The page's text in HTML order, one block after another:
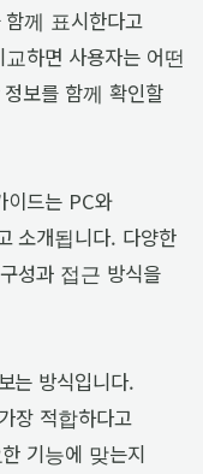
함께 표시한다고
하면 사용자는 어떤
보를 함께 확인할
이드는 PC와
소개됩니다. 다양한
성과 접근 방식을
는 방식입니다.
장 적합하다고
기능에 맞는지